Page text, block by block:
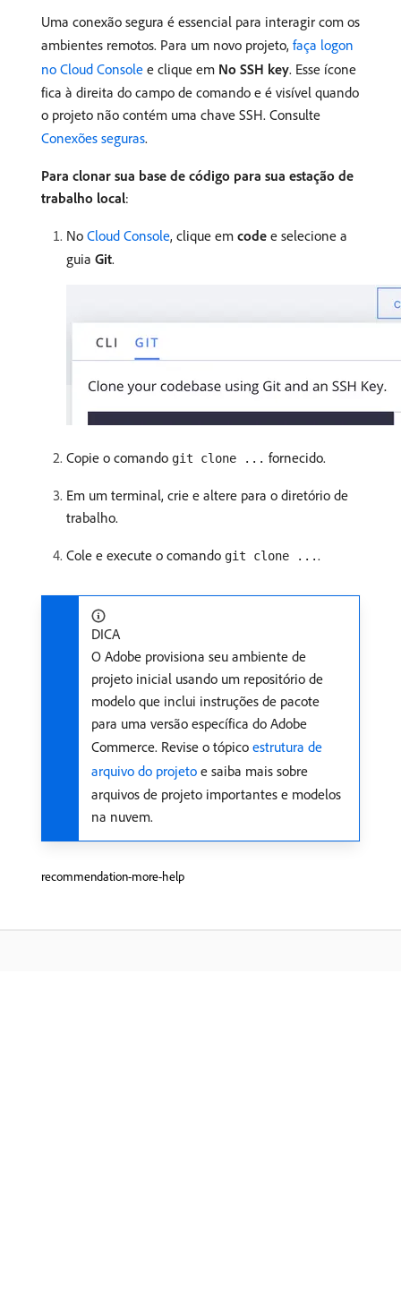
Uma conexão segura é essencial para interagir com os
ambientes remotos. Para um novo projeto, faça logon
no Cloud Console e clique em No SSH key. Esse ícone
fica à direita do campo de comando e é visível quando
o projeto não contém uma chave SSH. Consulte
Conexões seguras.
Para clonar sua base de código para sua estação de
trabalho local:
No Cloud Console, clique em code e selecione a
guia Git.
Copie o comando git clone ... fornecido.
Em um terminal, crie e altere para o diretório de
trabalho.
Cole e execute o comando git clone ....
DICA
O Adobe provisiona seu ambiente de
projeto inicial usando um repositório de
modelo que inclui instruções de pacote
para uma versão específica do Adobe
Commerce. Revise o tópico estrutura de
arquivo do projeto e saiba mais sobre
arquivos de projeto importantes e modelos
na nuvem.
recommendation-more-help